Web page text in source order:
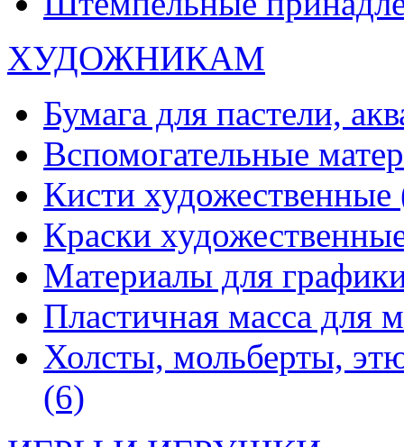
ХУДОЖНИКАМ
Бумага для пастели,
Вспомогательные
Кисти художественные
Краски
Материалы для
Пластичная масса для
Холсты, мольберты,
(6)